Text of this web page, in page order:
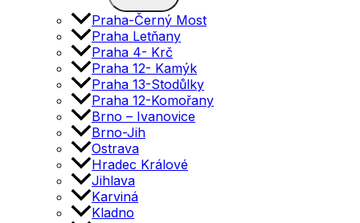
Praha-Černý Most
Praha Letňany
Praha 4- Krč
Praha 12- Kamýk
Praha 13-Stodůlky
Praha 12-Komořany
Brno – Ivanovice
Brno-Jih
Ostrava
Hradec Králové
Jihlava
Karviná
Kladno